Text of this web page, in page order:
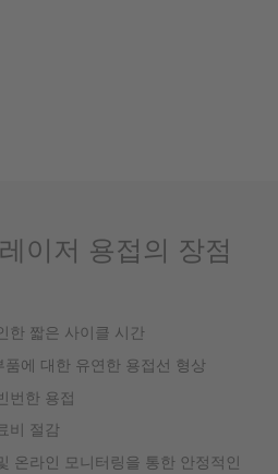
이저 용접의 장점
한 짧은 사이클 시간
품에 대한 유연한 용접선 형상
번한 용접
비 절감
온라인 모니터링을 통한 안정적인